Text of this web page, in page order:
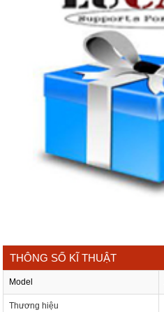
THÔNG SỐ KĨ THUẬT
Model
Thương hiệu